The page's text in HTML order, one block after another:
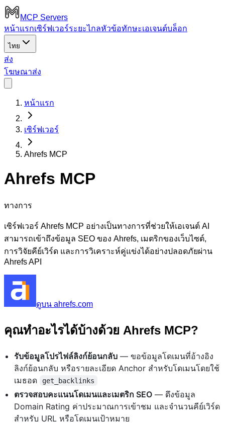
MCP Servers
หน้าแรกเซิร์ฟเวอร์ระยะไกลหัวข้อทักษะเอเจนต์บล็อก
ไทย
ส่ง
โฆษณาส่ง
หน้าแรก
เซิร์ฟเวอร์
Ahrefs MCP
Ahrefs MCP
ทางการ
เซิร์ฟเวอร์ Ahrefs MCP อย่างเป็นทางการที่ช่วยให้เอเจนต์ AI
สามารถเข้าถึงข้อมูล SEO ของ Ahrefs, เมตริกของเว็บไซต์,
การวิจัยคีย์เวิร์ด และการวิเคราะห์คู่แข่งได้อย่างปลอดภัยผ่าน
Ahrefs API
ดูบน ahrefs.com
คุณทำอะไรได้บ้างด้วย Ahrefs MCP?
รับข้อมูลโปรไฟล์ลิงก์ย้อนกลับ — ขอข้อมูลโดเมนที่อ้างอิง
ลิงก์ย้อนกลับ หรือรายละเอียด Anchor สำหรับโดเมนโดยใช้
เมธอด
get_backlinks
ตรวจสอบคะแนนโดเมนและเมตริก SEO — ดึงข้อมูล
Domain Rating ค่าประมาณการเข้าชม และจำนวนคีย์เวิร์ด
สำหรับ URL หรือโดเมนเป้าหมาย